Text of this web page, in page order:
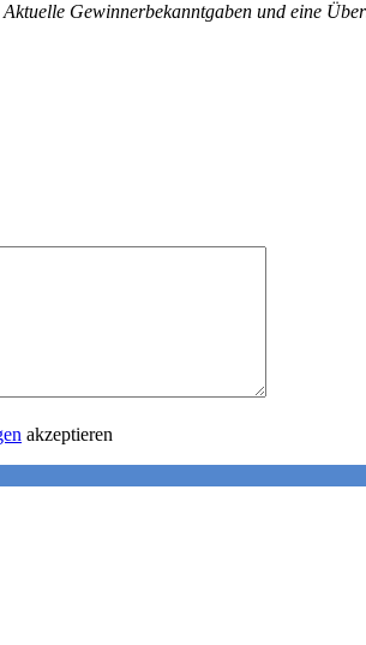
Gewinnerbekanntgaben und eine
akzeptieren